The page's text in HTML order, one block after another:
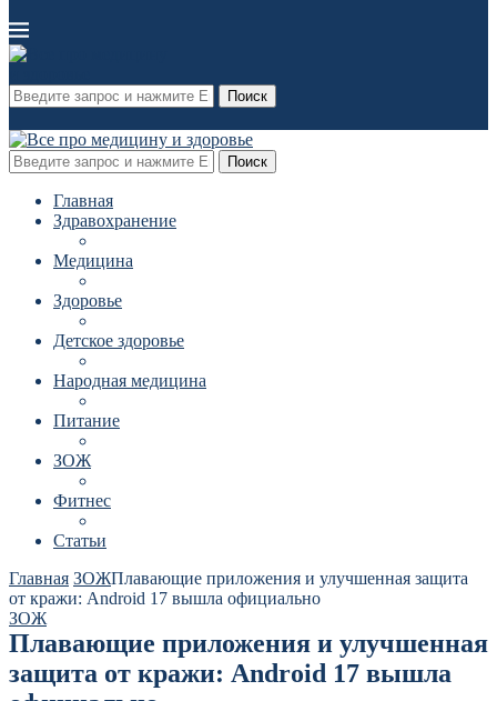
Поиск
Поиск
Главная
Здравохранение
Медицина
Здоровье
Детское здоровье
Народная медицина
Питание
ЗОЖ
Фитнес
Статьи
Главная ЗОЖПлавающие приложения и улучшенная защита
от кражи: Android 17 вышла официально
ЗОЖ
Плавающие приложения и улучшенная
защита от кражи: Android 17 вышла